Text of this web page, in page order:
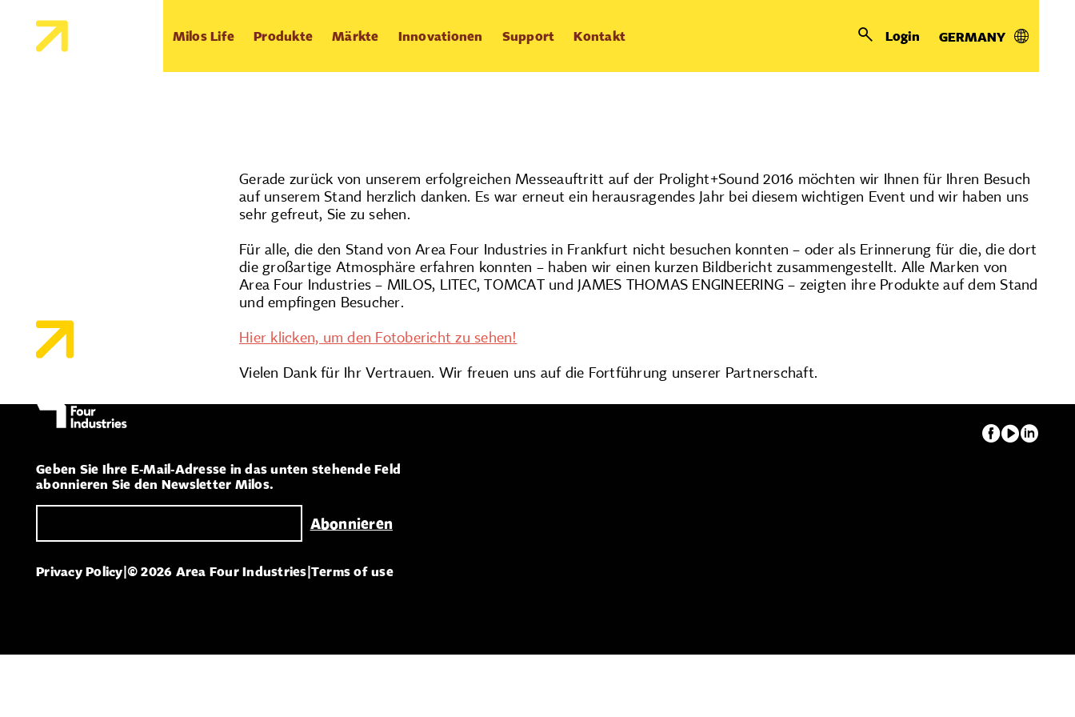
Milos Life Produkte Märkte Innovationen Support Kontakt Login GERMANY
Fotobericht von der Prolight+Sound 2016
Gerade zurück von unserem erfolgreichen Messeauftritt auf der Prolight+Sound 2016 möchten wir Ihnen für Ihren Besuch
auf unserem Stand herzlich danken. Es war erneut ein herausragendes Jahr bei diesem wichtigen Event und wir haben uns
sehr gefreut, Sie zu sehen.
Für alle, die den Stand von Area Four Industries in Frankfurt nicht besuchen konnten – oder als Erinnerung für die, die dort
die großartige Atmosphäre erfahren konnten – haben wir einen kurzen Bildbericht zusammengestellt. Alle Marken von
Area Four Industries – MILOS, LITEC, TOMCAT und JAMES THOMAS ENGINEERING – zeigten ihre Produkte auf dem Stand
und empfingen Besucher.
Hier klicken, um den Fotobericht zu sehen!
Vielen Dank für Ihr Vertrauen. Wir freuen uns auf die Fortführung unserer Partnerschaft.
Geben Sie Ihre E-Mail-Adresse in das unten stehende Feld
abonnieren Sie den Newsletter Milos.
Privacy Policy|© 2026 Area Four Industries|Terms of use